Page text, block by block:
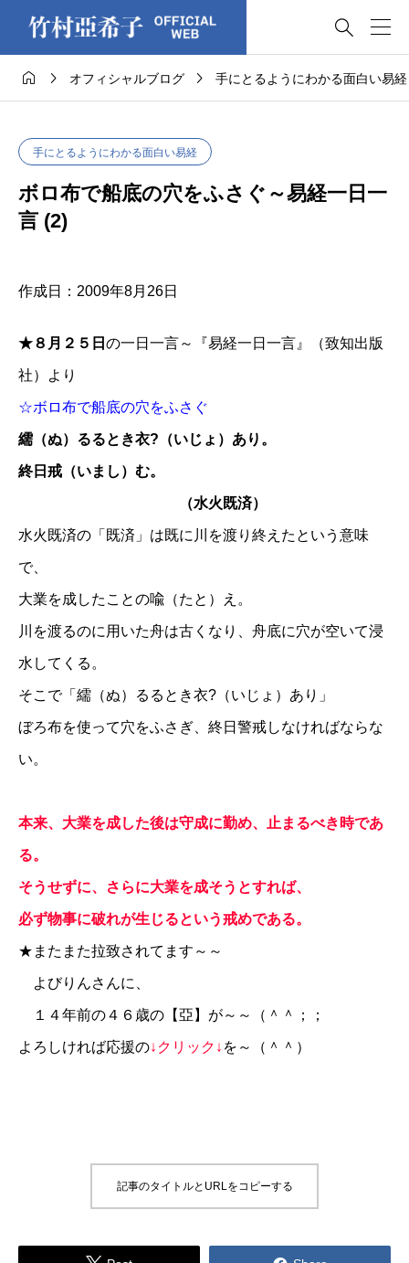

  オフィシャルブログ  手にとるようにわかる面白い易経
手にとるようにわかる面白い易経
ボロ布で船底の穴をふさぐ～易経一日一
言 (2)
作成日：2009年8月26日
★８月２５日 の一日一言～『易経一日一言』（致知出版
社）より
☆ボロ布で船底の穴をふさぐ
繻（ぬ）るるとき衣?（いじょ）あり。
終日戒（いまし）む。
（水火既済）
水火既済の「既済」は既に川を渡り終えたという意味
で、
大業を成したことの喩（たと）え。
川を渡るのに用いた舟は古くなり、舟底に穴が空いて浸
水してくる。
そこで「繻（ぬ）るるとき衣?（いじょ）あり」
ぼろ布を使って穴をふさぎ、終日警戒しなければならな
い。
本来、大業を成した後は守成に勤め、止まるべき時であ
る。
そうせずに、さらに大業を成そうとすれば、
必ず物事に破れが生じるという戒めである。
★ またまた拉致されてます～～
よびりんさんに、
１４年前の４６歳の【亞】が～～（＾＾；；
よろしければ応援の↓クリック↓ を～（＾＾）
記事のタイトルとURLをコピーする